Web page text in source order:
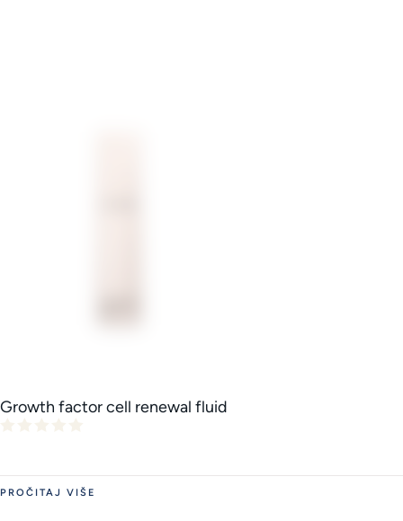
Growth factor cell renewal fluid
PROČITAJ VIŠE